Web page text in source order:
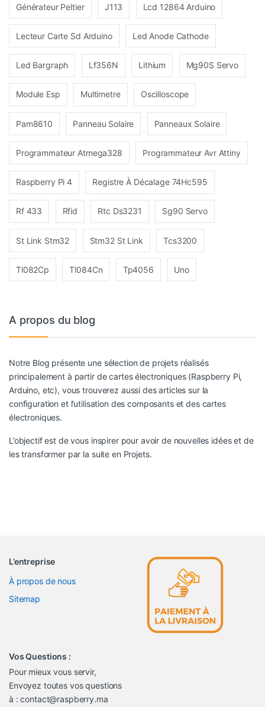
Générateur Peltier J113 Lcd 12864 Arduino
Lecteur Carte Sd Arduino Led Anode Cathode
Led Bargraph Lf356N Lithium Mg90S Servo
Module Esp Multimetre Oscilloscope
Pam8610 Panneau Solaire Panneaux Solaire
Programmateur Atmega328 Programmateur Avr Attiny
Raspberry Pi 4 Registre À Décalage 74Hc595
Rf 433 Rfid Rtc Ds3231 Sg90 Servo
St Link Stm32 Stm32 St Link Tcs3200
Tl082Cp Tl084Cn Tp4056 Uno
A propos du blog
Notre Blog présente une sélection de projets réalisés
principalement à partir de cartes électroniques (Raspberry Pi,
Arduino, etc), vous trouverez aussi des articles sur la
configuration et l’utilisation des composants et des cartes
électroniques.
L’objectif est de vous inspirer pour avoir de nouvelles idées et de
les transformer par la suite en Projets.
L’entreprise
À propos de nous
Sitemap
Vos Questions :
Pour mieux vous servir,
Envoyez toutes vos questions
à : contact@raspberry.ma